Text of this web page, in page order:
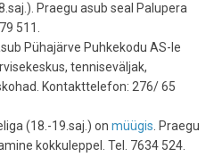
Praegu asub seal Palupera
511.
Pühajärve Puhkekodu AS-le
tenniseväljak,
Kontakttelefon: 276/ 65
(18.-19.saj.) on müügis. Praegu
kokkuleppel. Tel. 7634 524.